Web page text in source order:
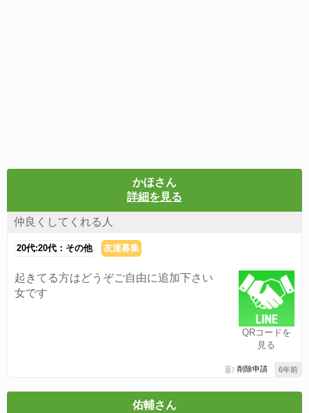
かほさん
詳細を見る
仲良くしてくれる人
20代:20代：その他 友達募集
QRコードを
見る
起きてる方はどうぞご自由に追加下さい
女です
6年前
削除申請
佑輔さん